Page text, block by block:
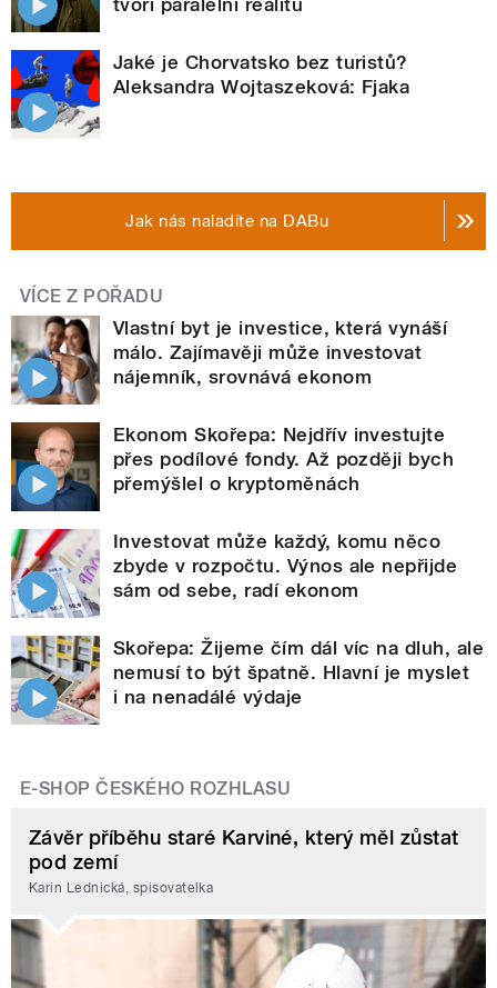
Jaké je Chorvatsko bez turistů?
Aleksandra Wojtaszeková: Fjaka
Jak nás naladíte na DABu
VÍCE Z POŘADU
Vlastní byt je investice, která vynáší
málo. Zajímavěji může investovat
nájemník, srovnává ekonom
Ekonom Skořepa: Nejdřív investujte
přes podílové fondy. Až později bych
přemýšlel o kryptoměnách
Investovat může každý, komu něco
zbyde v rozpočtu. Výnos ale nepřijde
sám od sebe, radí ekonom
Skořepa: Žijeme čím dál víc na dluh, ale
nemusí to být špatně. Hlavní je myslet
i na nenadálé výdaje
E-SHOP ČESKÉHO ROZHLASU
Závěr příběhu staré Karviné, který měl zůstat
pod zemí
Karin Lednická, spisovatelka